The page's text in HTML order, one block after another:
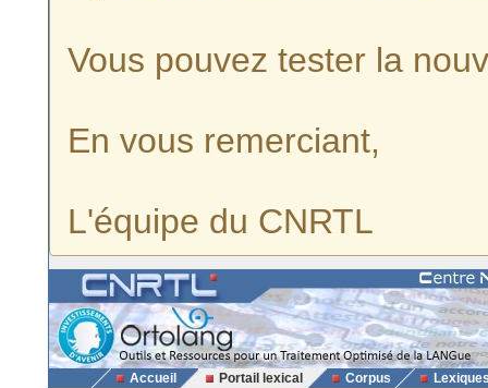
Vous pouvez tester la
En vous remerciant,
L'équipe du CNRTL
Accueil Portail lexical Corpus